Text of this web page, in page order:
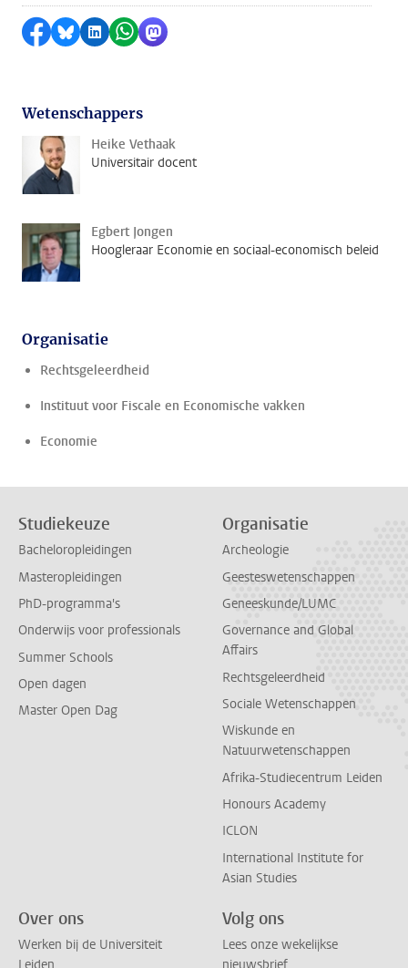
Delen op Facebook
Delen via Bluesky
Delen op LinkedIn
Delen via WhatsApp
Delen via Mastodon
Wetenschappers
Heike Vethaak
Universitair docent
Egbert Jongen
Hoogleraar Economie en sociaal-economisch beleid
Organisatie
Rechtsgeleerdheid
Instituut voor Fiscale en Economische vakken
Economie
Studiekeuze
Bacheloropleidingen
Masteropleidingen
PhD-programma's
Onderwijs voor professionals
Summer Schools
Open dagen
Master Open Dag
Organisatie
Archeologie
Geesteswetenschappen
Geneeskunde/LUMC
Governance and Global
Affairs
Rechtsgeleerdheid
Sociale Wetenschappen
Wiskunde en
Natuurwetenschappen
Afrika-Studiecentrum Leiden
Honours Academy
ICLON
International Institute for
Asian Studies
Over ons
Werken bij de Universiteit
Volg ons
Lees onze wekelijkse